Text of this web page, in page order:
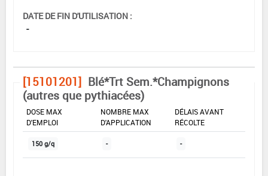
DATE DE FIN D'UTILISATION :
-
[15101201] Blé*Trt Sem.*Champignons
(autres que pythiacées)
DOSE MAX
D'EMPLOI
NOMBRE MAX
D'APPLICATION
DÉLAIS AVANT
RÉCOLTE
150 g/q - -